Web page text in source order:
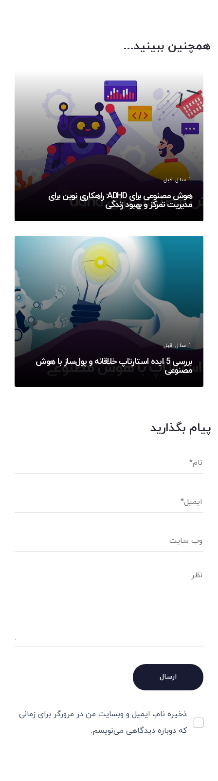
همچنین ببینید...
1 سال قبل
هوش مصنوعی برای ADHD: راهکاری نوین برای
مدیریت تمرکز و بهبود زندگی
1 سال قبل
بررسی 5 ایده استارتاپ خلاقانه و پول‌ساز با هوش
مصنوعی
پیام بگذارید
ذخیره نام، ایمیل و وبسایت من در مرورگر برای زمانی
که دوباره دیدگاهی می‌نویسم.